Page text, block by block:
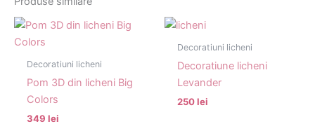
Decoratiuni licheni
Pom 3D din licheni Big
Colors
349 lei
Decoratiuni licheni
Decoratiune licheni
Levander
250 lei